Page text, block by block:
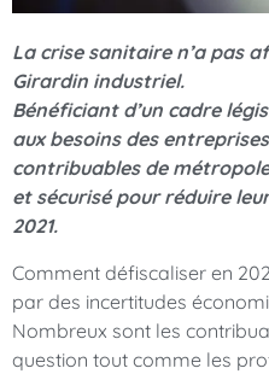
La crise sanitaire n’a pas
Girardin industriel.
Bénéficiant d’un cadre
aux besoins des
contribuables de
et sécurisé pour réduire
2021.
Comment défiscaliser en
par des incertitudes
Nombreux sont les
question tout comme les